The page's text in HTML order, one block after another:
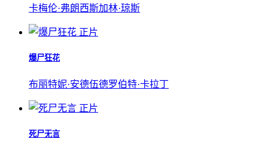
卡梅伦·弗朗西斯加林·琼斯
正片
爆尸狂花
布丽特妮·安德伍德罗伯特·卡拉丁
正片
死尸无言